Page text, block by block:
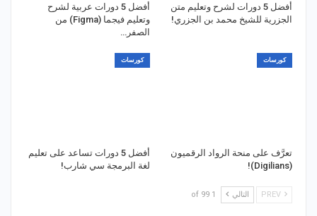
أفضل 5 دورات لشرح وتعليم متن
الجزرية للشيخ محمد بن الجزري!
أفضل 5 دورات عربية لشرح
وتعليم فيجما (Figma) من
الصفر…
كورسات
تعرَّف على منحة الرواد الرقميون
(Digilians)!
كورسات
أفضل 5 دورات تساعد على تعليم
لغة البرمجة سي شارب!
التالي 1 of 99